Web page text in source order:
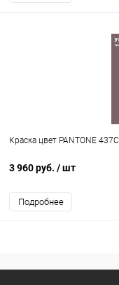
Краска цвет PANTONE 437C
3 960 руб. / шт
Подробнее